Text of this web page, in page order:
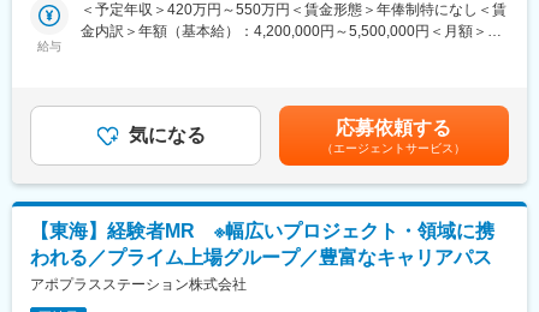
を通じて、その時々に応じたプロジェクトを提示するなどフレキ
シブルにキャリアが形成できます。その他、本社部門（マネージ
自身の成果や頑張りが客観的に評価され、年収に反映されます。
また、在籍年数が増えると永年勤続報奨金や四半期一時金などの
手当もアップします。つまり、やりがいや努力がきちんと報われ
る報酬制度になっています。
【サポート体制】
配属後は担当マネージャーが丁寧に支援します。日々の仕事の悩
みや、キャリア形成の相談等、伴走者として活躍をサポートしま
す。また知識・スキルレベルを上げるために様々な研修をご用意
カテーテル、検査機器、電子カルテ、中には医療系Saas製品など
少しでも医療業界でキャリア形成したい！というお気持ちのある
方はカジュアル面談からの参加でも構いませんので一度ご応募く
ださい！
■優良案件多数◎
他では見かけないような大手メーカーの案件や最先端製品の案件
を保有しています。また、原則的に一時的な補充要員としてでは
なく将来的なメーカーへの転籍（メーカー雇用への切り替え）も
給与
＜予定年収＞420万円～550万円＜賃金形態＞年俸制特になし＜賃
金内訳＞年額（基本給）：4,200,000円～5,500,000円＜月額＞
気になる 応募依頼する
（エージェントサービス）
【東海】経験者MR ※幅広いプロジェクト・領域に携
われる／プライム上場グループ／豊富なキャリアパス
アポプラスステーション株式会社